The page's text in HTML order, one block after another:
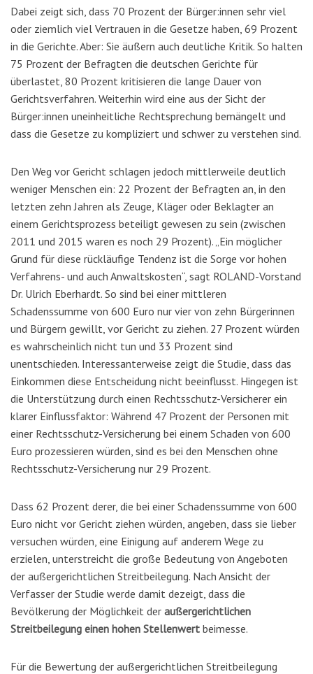
Dabei zeigt sich, dass 70 Prozent der Bürger:innen sehr viel
oder ziemlich viel Vertrauen in die Gesetze haben, 69 Prozent
in die Gerichte. Aber: Sie äußern auch deutliche Kritik. So halten
75 Prozent der Befragten die deutschen Gerichte für
überlastet, 80 Prozent kritisieren die lange Dauer von
Gerichtsverfahren. Weiterhin wird eine aus der Sicht der
Bürger:innen uneinheitliche Rechtsprechung bemängelt und
dass die Gesetze zu kompliziert und schwer zu verstehen sind.
Den Weg vor Gericht schlagen jedoch mittlerweile deutlich
weniger Menschen ein: 22 Prozent der Befragten an, in den
letzten zehn Jahren als Zeuge, Kläger oder Beklagter an
einem Gerichtsprozess beteiligt gewesen zu sein (zwischen
2011 und 2015 waren es noch 29 Prozent). „Ein möglicher
Grund für diese rückläufige Tendenz ist die Sorge vor hohen
Verfahrens- und auch Anwaltskosten“, sagt ROLAND-Vorstand
Dr. Ulrich Eberhardt. So sind bei einer mittleren
Schadenssumme von 600 Euro nur vier von zehn Bürgerinnen
und Bürgern gewillt, vor Gericht zu ziehen. 27 Prozent würden
es wahrscheinlich nicht tun und 33 Prozent sind
unentschieden. Interessanterweise zeigt die Studie, dass das
Einkommen diese Entscheidung nicht beeinflusst. Hingegen ist
die Unterstützung durch einen Rechtsschutz-Versicherer ein
klarer Einflussfaktor: Während 47 Prozent der Personen mit
einer Rechtsschutz-Versicherung bei einem Schaden von 600
Euro prozessieren würden, sind es bei den Menschen ohne
Rechtsschutz-Versicherung nur 29 Prozent.
Dass 62 Prozent derer, die bei einer Schadenssumme von 600
Euro nicht vor Gericht ziehen würden, angeben, dass sie lieber
versuchen würden, eine Einigung auf anderem Wege zu
erzielen, unterstreicht die große Bedeutung von Angeboten
der außergerichtlichen Streitbeilegung. Nach Ansicht der
Verfasser der Studie werde damit dezeigt, dass die
Bevölkerung der Möglichkeit der außergerichtlichen
Streitbeilegung einen hohen Stellenwert beimesse.
Für die Bewertung der außergerichtlichen Streitbeilegung